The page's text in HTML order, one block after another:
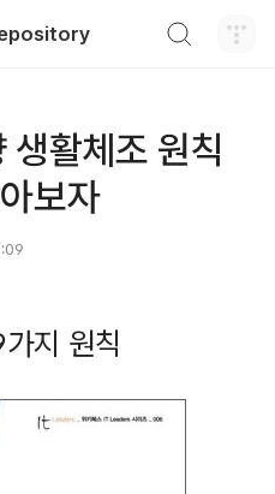
활체조 원칙
보자
지 원칙